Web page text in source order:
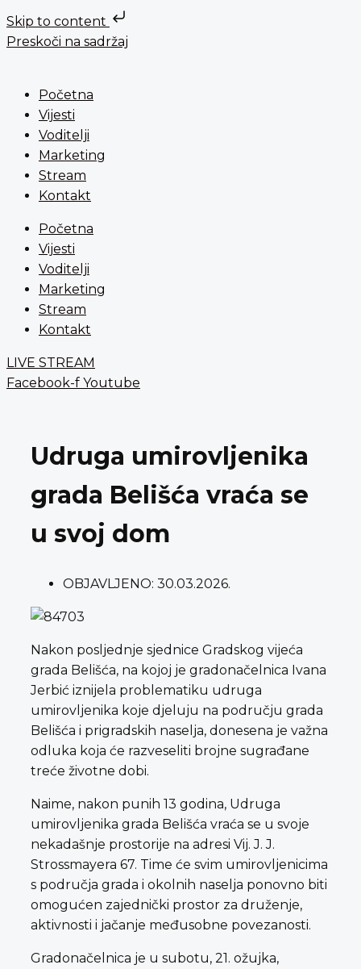
Skip to content
Preskoči na sadržaj
Početna
Vijesti
Voditelji
Marketing
Stream
Kontakt
Početna
Vijesti
Voditelji
Marketing
Stream
Kontakt
LIVE STREAM
Facebook-f Youtube
Udruga umirovljenika
grada Belišća vraća se
u svoj dom
OBJAVLJENO: 30.03.2026.
Nakon posljednje sjednice Gradskog vijeća
grada Belišća, na kojoj je gradonačelnica Ivana
Jerbić iznijela problematiku udruga
umirovljenika koje djeluju na području grada
Belišća i prigradskih naselja, donesena je važna
odluka koja će razveseliti brojne sugrađane
treće životne dobi.
Naime, nakon punih 13 godina, Udruga
umirovljenika grada Belišća vraća se u svoje
nekadašnje prostorije na adresi Vij. J. J.
Strossmayera 67. Time će svim umirovljenicima
s područja grada i okolnih naselja ponovno biti
omogućen zajednički prostor za druženje,
aktivnosti i jačanje međusobne povezanosti.
Gradonačelnica je u subotu, 21. ožujka,